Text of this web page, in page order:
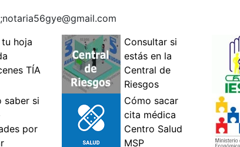
;notaria56gye@gmail.com